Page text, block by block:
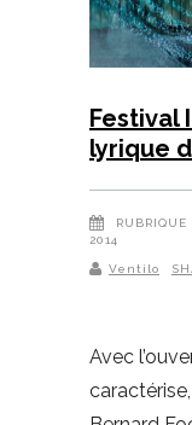
Festival
lyrique
RUBRIQUE
2014
Ventilo
Avec